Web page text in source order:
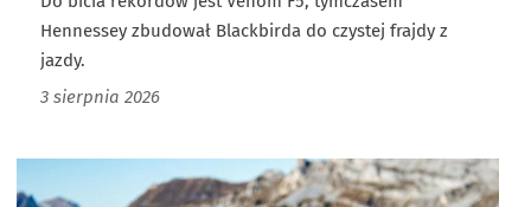
Hennessey zbudował Blackbirda do czystej frajdy z
jazdy.
3 sierpnia 2026